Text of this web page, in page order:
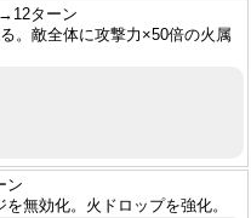
ターン
。敵全体に攻撃力×50倍の火属
ン
無効化。火ドロップを強化。